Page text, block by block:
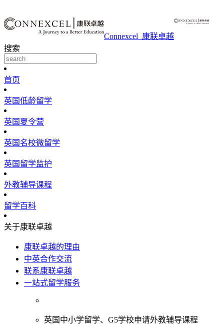
Connexcel_康联卓越
搜索
首页
英国低龄留学
英国夏令营
英国名校微留学
英国留学监护
外教辅导课程
留学百科
关于康联卓越
康联卓越的理由
中英合作交流
联系康联卓越
一站式留学服务
英国中小学留学、G5学校申请外教辅导课程